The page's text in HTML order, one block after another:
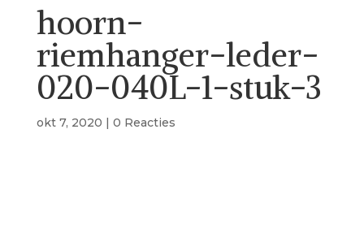
hoorn-
riemhanger-leder-
020-040L-1-stuk-3
okt 7, 2020 | 0 Reacties